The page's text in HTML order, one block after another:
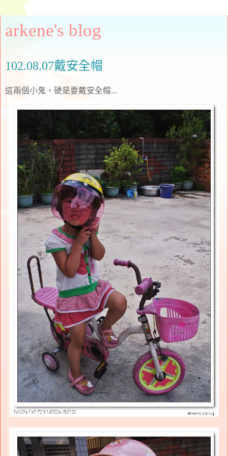
arkene's blog
102.08.07戴安全帽
這兩個小鬼，硬是要戴安全帽...